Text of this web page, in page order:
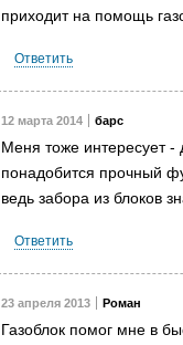
приходит на помощь
Ответить
12 марта 2014 барс
Меня тоже интересует -
понадобится прочный
ведь забора из блоков
Ответить
23 апреля 2013 Роман
Газоблок помог мне в